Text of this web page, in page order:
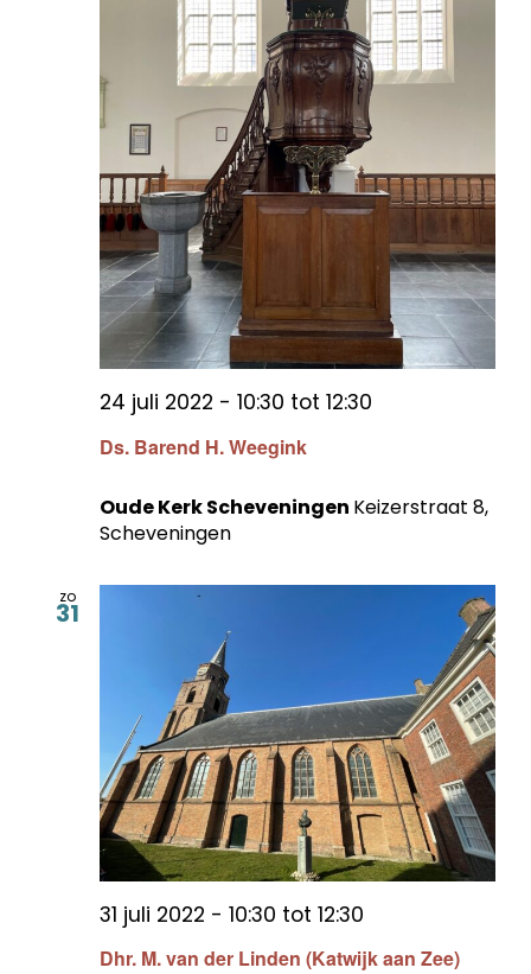
Ds. Barend H. Weegink
24 juli 2022 - 10:30 tot 12:30
Oude Kerk Scheveningen Keizerstraat 8,
Scheveningen
zo
31
Dhr. M. van der Linden (Katwijk aan Zee)
31 juli 2022 - 10:30 tot 12:30